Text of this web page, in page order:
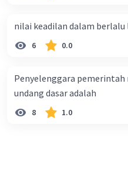
6. Membangun
bangsa dan
nasional adalah sikap
menghargai perjuangan
nilai yang menjadi
7. Menghindari konflik
konflik dan kekerasan
nilai keadilan dalam
6 0.0
Penyelenggara
undang dasar adalah
8 1.0